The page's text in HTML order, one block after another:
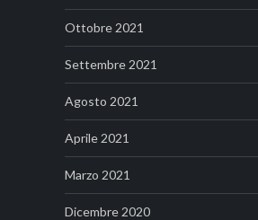
Ottobre 2021
Settembre 2021
Agosto 2021
Aprile 2021
Marzo 2021
Dicembre 2020